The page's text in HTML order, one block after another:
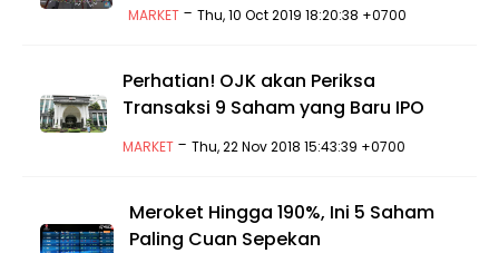
MARKET -Thu, 10 Oct 2019 18:20:38 +0700
Perhatian! OJK akan Periksa
Transaksi 9 Saham yang Baru IPO
MARKET -Thu, 22 Nov 2018 15:43:39 +0700
Meroket Hingga 190%, Ini 5 Saham
Paling Cuan Sepekan